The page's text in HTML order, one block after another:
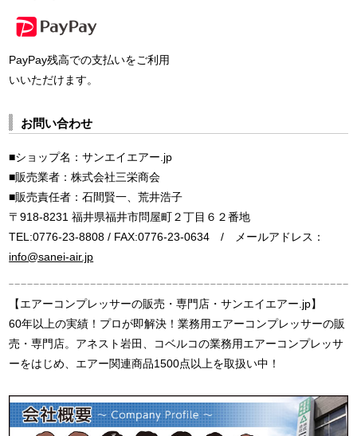
PayPay残高での支払いをご利用
いいただけます。
お問い合わせ
■ショップ名：サンエイエアー.jp
■販売業者：株式会社三栄商会
■販売責任者：石間賢一、荒井浩子
〒918-8231 福井県福井市問屋町２丁目６２番地
TEL:0776-23-8808 / FAX:0776-23-0634 / メールアドレス：
info@sanei-air.jp
【エアーコンプレッサーの販売・専門店・サンエイエアー.jp】
60年以上の実績！プロが即解決！業務用エアーコンプレッサーの販
売・専門店。アネスト岩田、コベルコの業務用エアーコンプレッサ
ーをはじめ、エアー関連商品1500点以上を取扱い中！